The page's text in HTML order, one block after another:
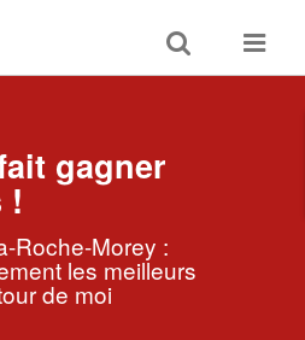
Toggle
search
Toggle
gagner
!
Roche-Morey :
les meilleurs
de moi